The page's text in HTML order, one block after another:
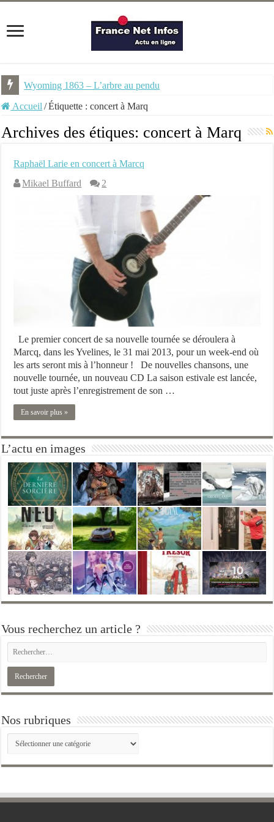
Wyoming 1863 – L’arbre au pendu
Accueil /Étiquette :concert à Marq
Archives des étiques: concert à Marq
Raphaël Larie en concert à Marcq
Mikael Buffard
2
Le premier concert de sa nouvelle tournée se déroulera à
Marcq, dans les Yvelines, le 31 mai 2013, pour un week-end où
les arts seront mis à l’honneur ! De nouvelles chansons, une
nouvelle tournée, un nouveau CD La saison estivale est lancée,
tout juste après l’enregistrement de son …
En savoir plus »
L’actu en images
Vous recherchez un article ?
Nos rubriques
Nos
rubriques